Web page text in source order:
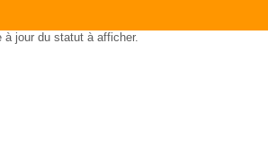
à jour du statut à afficher.